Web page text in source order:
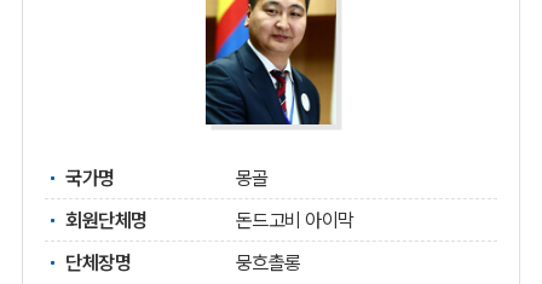
국가명
몽골
회원단체명
돈드고비 아이막
단체장명
뭉흐촐롱